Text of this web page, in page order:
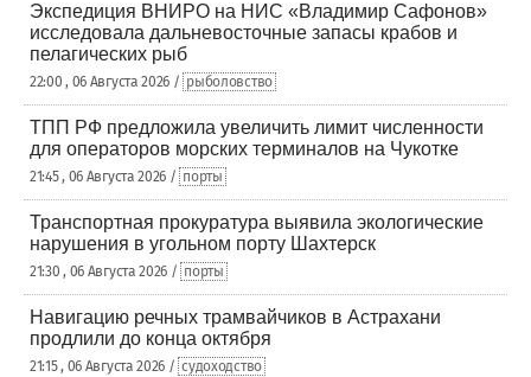
Экспедиция ВНИРО на НИС «Владимир Сафонов»
исследовала дальневосточные запасы крабов и
пелагических рыб
22:00 , 06 Августа 2026 / рыболовство
ТПП РФ предложила увеличить лимит численности
для операторов морских терминалов на Чукотке
21:45 , 06 Августа 2026 / порты
Транспортная прокуратура выявила экологические
нарушения в угольном порту Шахтерск
21:30 , 06 Августа 2026 / порты
Навигацию речных трамвайчиков в Астрахани
продлили до конца октября
21:15 , 06 Августа 2026 / судоходство